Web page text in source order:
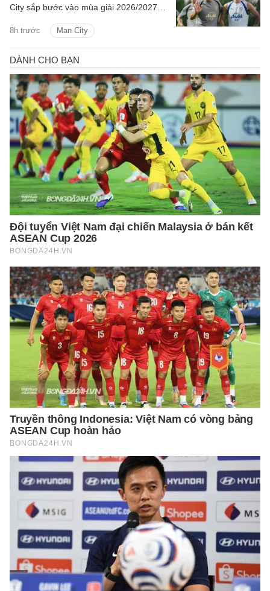
8h trước Man City
City sắp bước vào mùa giải 2026/2027
trên băng ghế chỉ đạo.